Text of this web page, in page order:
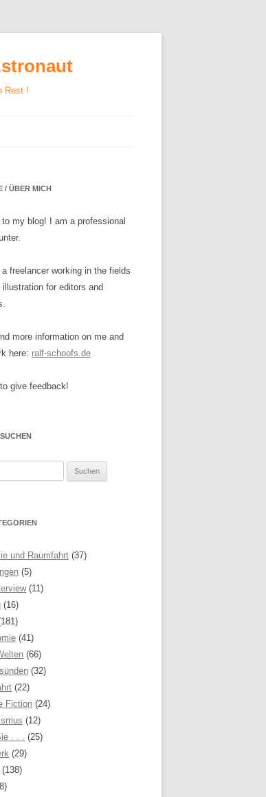
Rest !
/ ÜBER MICH
my blog! I am a professional
a freelancer working in the fields
illustration for editors and
more information on me and
here: ralf-schoofs.de
give feedback!
und Raumfahrt (37)
(5)
(11)
(16)
(41)
(66)
(32)
(22)
Fiction (24)
(12)
. . . (25)
(29)
(138)